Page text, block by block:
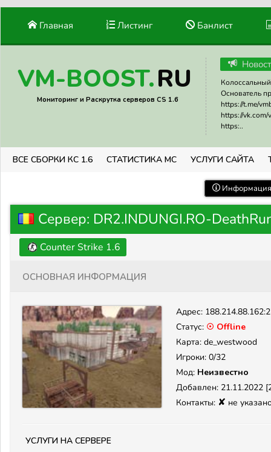
Главная Листинг Банлист
VM-BOOST.RU
Мониторинг и Раскрутка серверов CS 1.6
Основатель
https://t.me/
https://vk.com/
https:..
ВСЕ СБОРКИ КС 1.6 СТАТИСТИКА МС УСЛУГИ САЙТА
Сервер: DR2.INDUNGI.RO-
Counter Strike 1.6
Основная информация
Адрес:
Статус: ☉ Offline
Карта: de_westwood
Игроки: 0/32
Мод: Неизвестно
Добавлен: 21.11.2022
Контакты: ✘ не
Услуги на сервере